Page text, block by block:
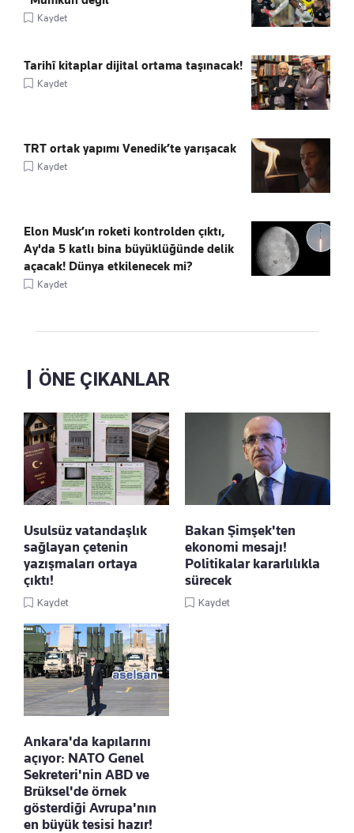
Kaydet
Tarihî kitaplar dijital ortama taşınacak!
Kaydet
TRT ortak yapımı Venedik’te yarışacak
Kaydet
Elon Musk’ın roketi kontrolden çıktı,
Ay'da 5 katlı bina büyüklüğünde delik
açacak! Dünya etkilenecek mi?
Kaydet
ÖNE ÇIKANLAR
Usulsüz vatandaşlık
sağlayan çetenin
yazışmaları ortaya
çıktı!
Kaydet
Bakan Şimşek'ten
ekonomi mesajı!
Politikalar kararlılıkla
sürecek
Kaydet
Ankara'da kapılarını
açıyor: NATO Genel
Sekreteri'nin ABD ve
Brüksel'de örnek
gösterdiği Avrupa'nın
en büyük tesisi hazır!